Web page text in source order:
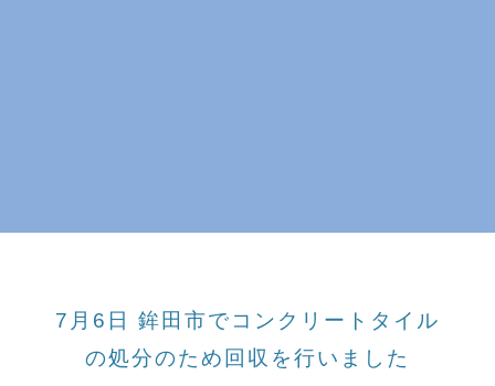
7月6日 鉾田市でコンクリートタイル
の処分のため回収を行いました